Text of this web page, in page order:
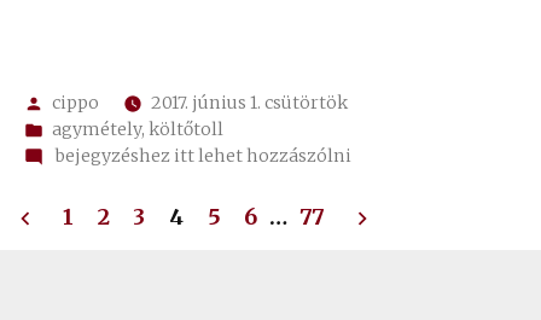
Szerző:
cippo
2017. június 1. csütörtök
Kategória:
agymétely,költőtoll
on
bejegyzéshez itt lehet hozzászólni
Bejegyzések
1 2 3 4 5 6 … 77